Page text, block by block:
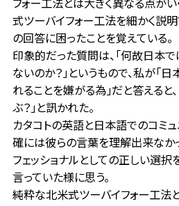
式ツーバイフォー工法を細かく説明
の回答に困ったことを覚えている。
印象的だった質問は、「何故日本
ないのか？」というもので、私が「
れることを嫌がる為」だと答えると
ぶ？」と訊かれた。
カタコトの英語と日本語でのコミ
確には彼らの言葉を理解出来なか
フェッショナルとしての正しい選択
言っていた様に思う。
純粋な北米式ツーバイフォー工法